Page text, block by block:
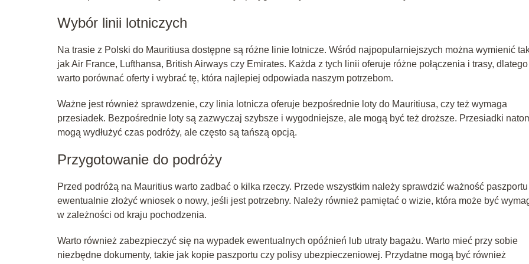
Wybór linii lotniczych
Na trasie z Polski do Mauritiusa dostępne są różne linie lotnicze. Wśród najpopularniejszych można wymienić
jak Air France, Lufthansa, British Airways czy Emirates. Każda z tych linii oferuje różne połączenia i trasy, dlatego
warto porównać oferty i wybrać tę, która najlepiej odpowiada naszym potrzebom.
Ważne jest również sprawdzenie, czy linia lotnicza oferuje bezpośrednie loty do Mauritiusa, czy też wymaga
przesiadek. Bezpośrednie loty są zazwyczaj szybsze i wygodniejsze, ale mogą być też droższe. Przesiadki
mogą wydłużyć czas podróży, ale często są tańszą opcją.
Przygotowanie do podróży
Przed podróżą na Mauritius warto zadbać o kilka rzeczy. Przede wszystkim należy sprawdzić ważność paszportu
ewentualnie złożyć wniosek o nowy, jeśli jest potrzebny. Należy również pamiętać o wizie, która może być
w zależności od kraju pochodzenia.
Warto również zabezpieczyć się na wypadek ewentualnych opóźnień lub utraty bagażu. Warto mieć przy sobie
niezbędne dokumenty, takie jak kopie paszportu czy polisy ubezpieczeniowej. Przydatne mogą być również